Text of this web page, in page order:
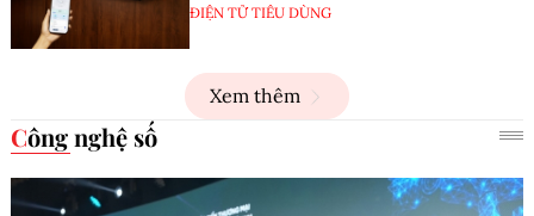
ĐIỆN TỬ TIÊU DÙNG
Xem thêm
Công nghệ số